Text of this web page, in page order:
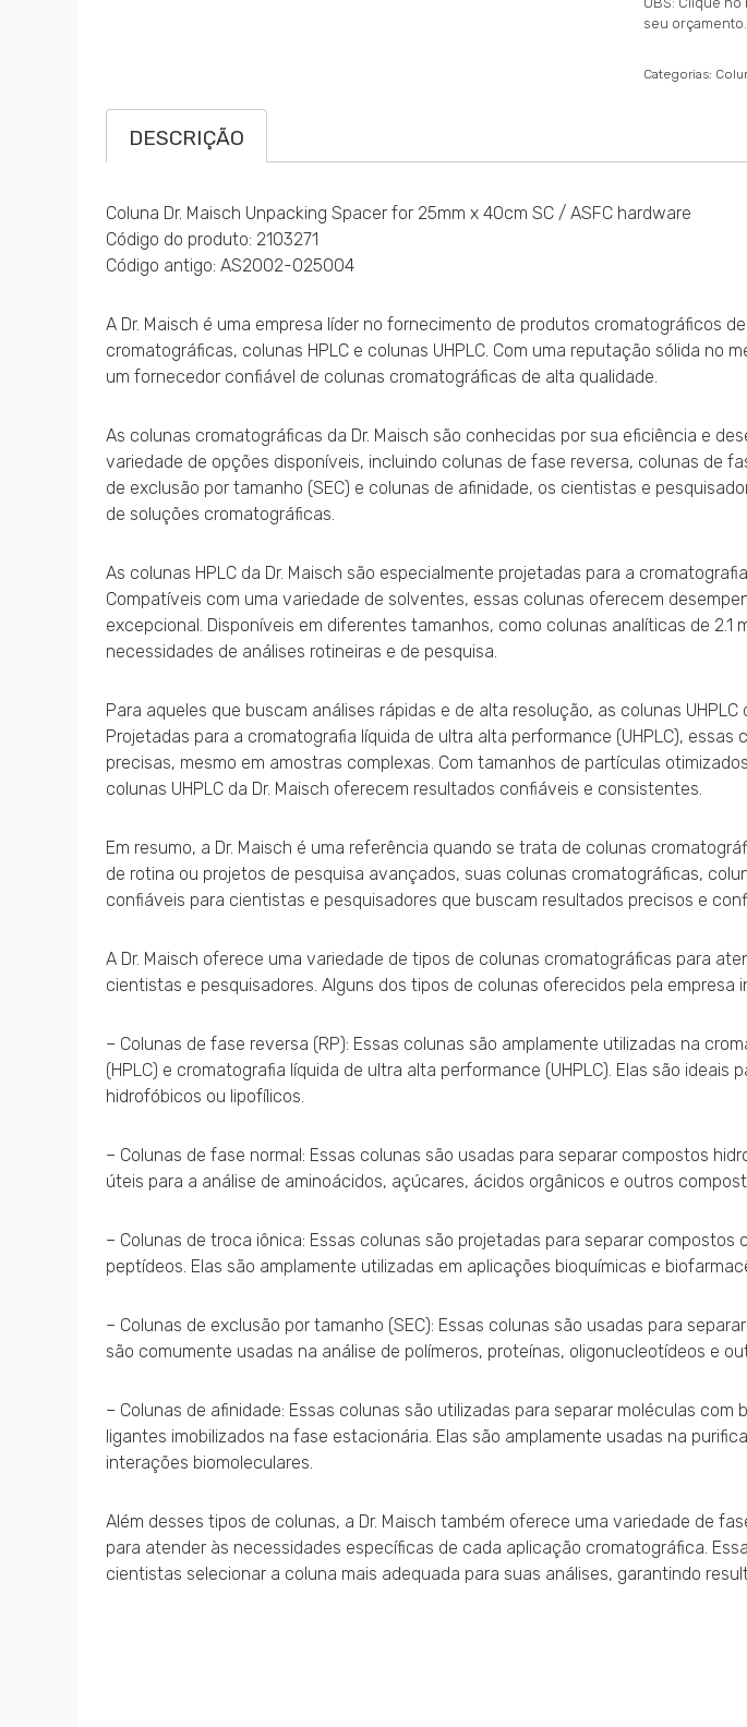
seu orçamento.
Categorias:
DESCRIÇÃO
Coluna Dr. Maisch Unpacking Spacer for 25mm x 40cm SC / ASFC hardware
Código do produto: 2103271
Código antigo: AS2002-025004
A Dr. Maisch é uma empresa líder no fornecimento de produtos cromatográficos
cromatográficas, colunas HPLC e colunas UHPLC. Com uma reputação sólida no
um fornecedor confiável de colunas cromatográficas de alta qualidade.
As colunas cromatográficas da Dr. Maisch são conhecidas por sua eficiência e
variedade de opções disponíveis, incluindo colunas de fase reversa, colunas de
de exclusão por tamanho (SEC) e colunas de afinidade, os cientistas e
de soluções cromatográficas.
As colunas HPLC da Dr. Maisch são especialmente projetadas para a
Compatíveis com uma variedade de solventes, essas colunas oferecem
excepcional. Disponíveis em diferentes tamanhos, como colunas analíticas de 2.1
necessidades de análises rotineiras e de pesquisa.
Para aqueles que buscam análises rápidas e de alta resolução, as colunas UHPLC
Projetadas para a cromatografia líquida de ultra alta performance (UHPLC),
precisas, mesmo em amostras complexas. Com tamanhos de partículas
colunas UHPLC da Dr. Maisch oferecem resultados confiáveis e consistentes.
Em resumo, a Dr. Maisch é uma referência quando se trata de colunas
de rotina ou projetos de pesquisa avançados, suas colunas cromatográficas,
confiáveis para cientistas e pesquisadores que buscam resultados precisos e
A Dr. Maisch oferece uma variedade de tipos de colunas cromatográficas para
cientistas e pesquisadores. Alguns dos tipos de colunas oferecidos pela empresa
– Colunas de fase reversa (RP): Essas colunas são amplamente utilizadas na
(HPLC) e cromatografia líquida de ultra alta performance (UHPLC). Elas são ideais
hidrofóbicos ou lipofílicos.
– Colunas de fase normal: Essas colunas são usadas para separar compostos
úteis para a análise de aminoácidos, açúcares, ácidos orgânicos e outros
– Colunas de troca iônica: Essas colunas são projetadas para separar compostos
peptídeos. Elas são amplamente utilizadas em aplicações bioquímicas e
– Colunas de exclusão por tamanho (SEC): Essas colunas são usadas para
são comumente usadas na análise de polímeros, proteínas, oligonucleotídeos e
– Colunas de afinidade: Essas colunas são utilizadas para separar moléculas
ligantes imobilizados na fase estacionária. Elas são amplamente usadas na
interações biomoleculares.
Além desses tipos de colunas, a Dr. Maisch também oferece uma variedade de
para atender às necessidades específicas de cada aplicação cromatográfica.
cientistas selecionar a coluna mais adequada para suas análises, garantindo